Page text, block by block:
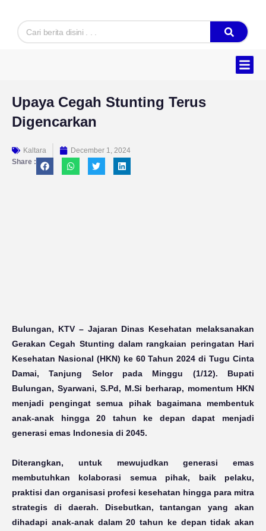
content
Search
Upaya Cegah Stunting Terus
Digencarkan
Kaltara
December 1, 2024
Share :
Bulungan, KTV– Jajaran Dinas Kesehatan melaksanakan
Gerakan Cegah Stunting dalam rangkaian peringatan Hari
Kesehatan Nasional (HKN) ke 60 Tahun 2024 di Tugu Cinta
Damai, Tanjung Selor pada Minggu (1/12). Bupati
Bulungan, Syarwani, S.Pd, M.Si berharap, momentum HKN
menjadi pengingat semua pihak bagaimana membentuk
anak-anak hingga 20 tahun ke depan dapat menjadi
generasi emas Indonesia di 2045.
Diterangkan, untuk mewujudkan generasi emas
membutuhkan kolaborasi semua pihak, baik pelaku,
praktisi dan organisasi profesi kesehatan hingga para mitra
strategis di daerah. Disebutkan, tantangan yang akan
dihadapi anak-anak dalam 20 tahun ke depan tidak akan